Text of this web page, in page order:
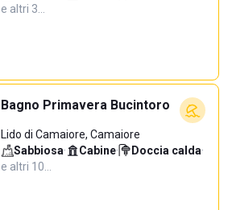
e altri 3…
Bagno Primavera Bucintoro
Lido di Camaiore, Camaiore
Sabbiosa· Cabine· Doccia calda·
e altri 10…